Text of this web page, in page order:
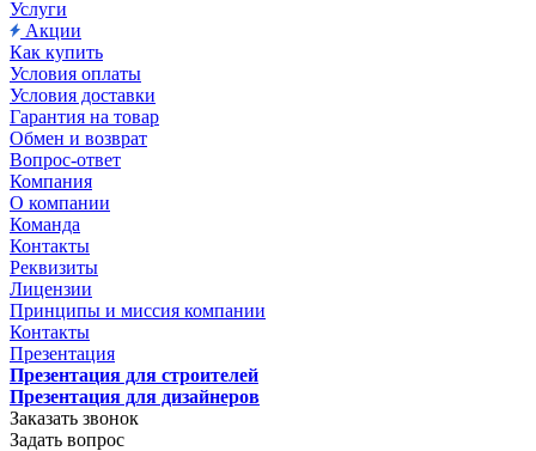
Услуги
Акции
Как купить
Условия оплаты
Условия доставки
Гарантия на товар
Обмен и возврат
Вопрос-ответ
Компания
О компании
Команда
Контакты
Реквизиты
Лицензии
Принципы и миссия компании
Контакты
Презентация
Презентация для строителей
Презентация для дизайнеров
Заказать звонок
Задать вопрос